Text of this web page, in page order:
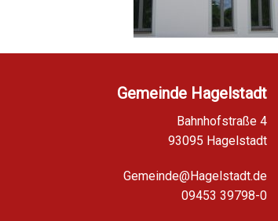
Gemeinde Hagelstadt
Bahnhofstraße 4
93095 Hagelstadt
Gemeinde@Hagelstadt.de
09453 39798-0